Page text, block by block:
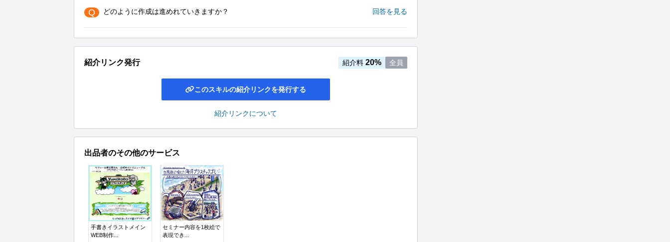
Q どのように作成は進めれていきますか？ 回答を見る
紹介リンク発行 紹介料 20% 全員
このスキルの紹介リンクを発行する
紹介リンクについて
出品者のその他のサービス
手書きイラストメイン
WEB制作...
セミナー内容を1枚絵で
表現でき...